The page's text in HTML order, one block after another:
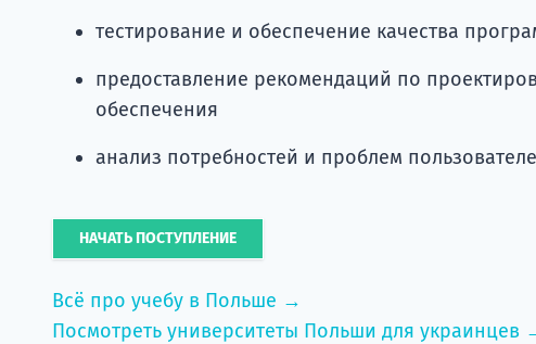
тестирование и обеспечение качества
предоставление рекомендаций по
обеспечения
анализ потребностей и проблем
НАЧАТЬ ПОСТУПЛЕНИЕ
Всё про учебу в Польше →
Посмотреть университеты Польши для украинцев